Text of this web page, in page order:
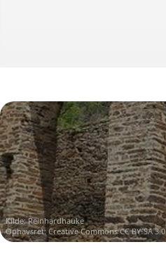
Kilde:Reinhardhauke
Ophavsret: Creative Commons CC BY-SA 3.0